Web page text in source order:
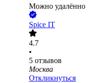
Можно удалённо
Spice IT
4.7
•
5 отзывов
Москва
Откликнуться